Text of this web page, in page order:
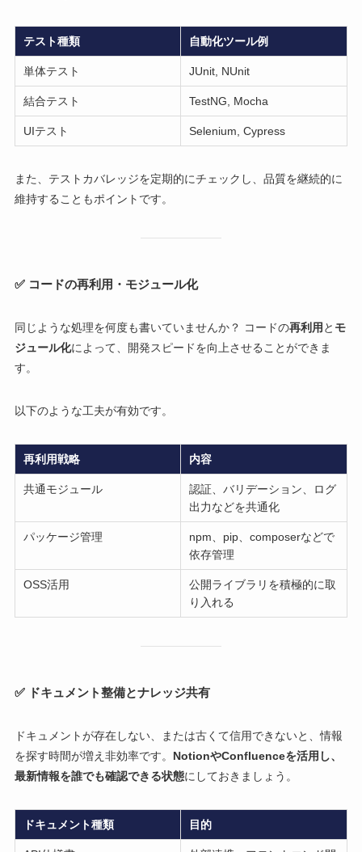
テスト種類 自動化ツール例
単体テスト JUnit, NUnit
結合テスト TestNG, Mocha
UIテスト Selenium, Cypress
また、テストカバレッジを定期的にチェックし、品質を継続的に
維持することもポイントです。
✅ コードの再利用・モジュール化
同じような処理を何度も書いていませんか？ コードの再利用 と モ
ジュール化によって、開発スピードを向上させることができま
す。
以下のような工夫が有効です。
再利用戦略 内容
共通モジュール
認証、バリデーション、ログ
出力などを共通化
パッケージ管理
npm、pip、composerなどで
依存管理
OSS活用
公開ライブラリを積極的に取
り入れる
✅ ドキュメント整備とナレッジ共有
ドキュメントが存在しない、または古くて信用できないと、情報
を探す時間が増え非効率です。 NotionやConfluenceを活用し、
最新情報を誰でも確認できる状態にしておきましょう。
ドキュメント種類 目的